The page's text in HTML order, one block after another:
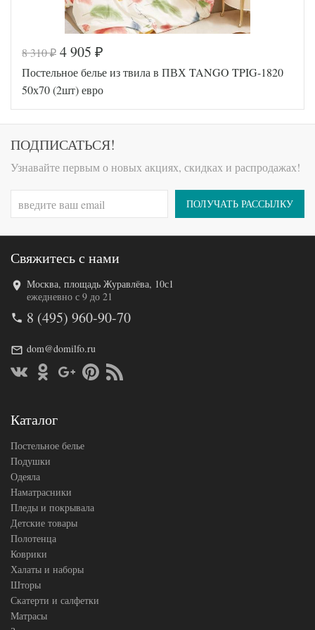
Код товара
544-558
Артикул
TT7909
Ткань
Твил
Размер
пододеяльника
Размер
простыни
230х250
Размер
50х70
Tango
(Китай)
Код товара
571-934
Артикул
86
Размер
200х220
Размер
230х250
8 310₽ 4 905 ₽
Постельное белье из твила в ПВХ TANGO TPIG-1820
50х70 (2шт) евро
ПОДПИСАТЬСЯ!
Узнавайте первым о новых акциях, скидках и распродажах!
ПОЛУЧАТЬ РАССЫЛКУ
Свяжитесь с нами
Москва, площадь Журавлёва, 10с1
ежедневно с 9 до 21
8 (495) 960-90-70
dom@domilfo.ru
Каталог
Постельное белье
Подушки
Одеяла
Наматрасники
Пледы и покрывала
Детские товары
Полотенца
Коврики
Халаты и наборы
Шторы
Скатерти и салфетки
Матрасы